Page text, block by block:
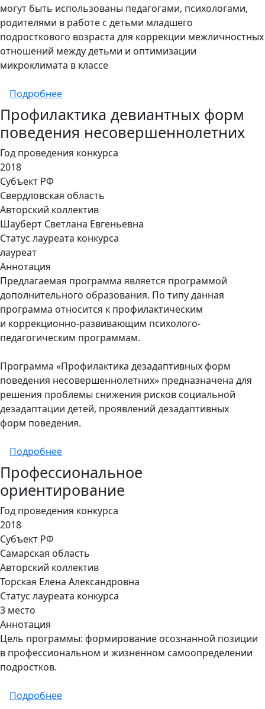
могут быть использованы педагогами, психологами,
родителями в работе с детьми младшего
подросткового возраста для коррекции межличностных
отношений между детьми и оптимизации
микроклимата в классе
Подробнеео Коррекционно-развивающая
Профилактика девиантных форм
поведения несовершеннолетних
Год проведения конкурса
2018
Субъект РФ
Свердловская область
Авторский коллектив
Шауберт Светлана Евгеньевна
Статус лауреата конкурса
лауреат
Аннотация
Предлагаемая программа является программой
дополнительного образования. По типу данная
программа относится к профилактическим
и коррекционно-развивающим психолого-
педагогическим программам.
Программа «Профилактика дезадаптивных форм
поведения несовершеннолетних» предназначена для
решения проблемы снижения рисков социальной
дезадаптации детей, проявлений дезадаптивных
форм поведения.
Подробнеео Профилактика девиантных форм
Профессиональное
ориентирование
Год проведения конкурса
2018
Субъект РФ
Самарская область
Авторский коллектив
Торская Елена Александровна
Статус лауреата конкурса
3 место
Аннотация
Цель программы: формирование осознанной позиции
в профессиональном и жизненном самоопределении
подростков.
Подробнеео Профессиональное ориентирование